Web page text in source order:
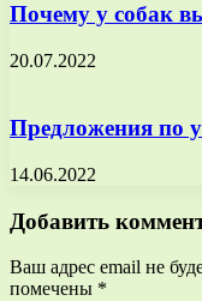
Почему у собак
20.07.2022
Предложения по
14.06.2022
Добавить
Ваш адрес email не
помечены *